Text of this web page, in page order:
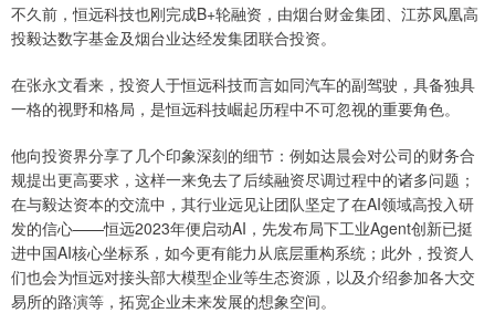
不久前，恒远科技也刚完成B+轮融资，由烟台财金集团、江苏凤凰高
投毅达数字基金及烟台业达经发集团联合投资。
在张永文看来，投资人于恒远科技而言如同汽车的副驾驶，具备独具
一格的视野和格局，是恒远科技崛起历程中不可忽视的重要角色。
他向投资界分享了几个印象深刻的细节：例如达晨会对公司的财务合
规提出更高要求，这样一来免去了后续融资尽调过程中的诸多问题；
在与毅达资本的交流中，其行业远见让团队坚定了在AI领域高投入研
发的信心——恒远2023年便启动AI，先发布局下工业Agent创新已挺
进中国AI核心坐标系，如今更有能力从底层重构系统；此外，投资人
们也会为恒远对接头部大模型企业等生态资源，以及介绍参加各大交
易所的路演等，拓宽企业未来发展的想象空间。